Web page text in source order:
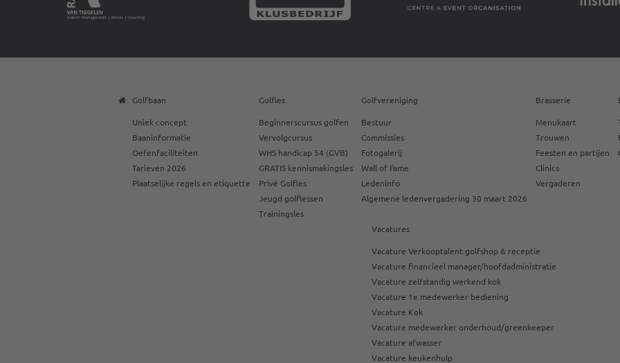
Golfbaan
Uniek concept
Baaninformatie
Oefenfaciliteiten
Tarieven 2026
Plaatselijke regels en etiquette
Golfles
Beginnerscursus golfen
Vervolgcursus
WHS handicap 54 (GVB)
GRATIS kennismakingsles
Privé Golfles
Jeugd golflessen
Trainingsles
Golfvereniging
Bestuur
Commissies
Fotogalerij
Wall of Fame
Ledeninfo
Algemene ledenvergadering 30 maart 2026
Brasserie
Menukaart
Trouwen
Feesten en partijen
Clinics
Vergaderen
Vacatures
Vacature Verkooptalent golfshop & receptie
Vacature financieel manager/hoofdadministratie
Vacature zelfstandig werkend kok
Vacature 1e medewerker bediening
Vacature Kok
Vacature medewerker onderhoud/greenkeeper
Vacature afwasser
Vacature keukenhulp